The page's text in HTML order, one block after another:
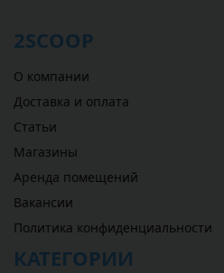
2SCOOP
О компании
Доставка и оплата
Статьи
Магазины
Аренда помещений
Вакансии
Политика конфиденциальности
КАТЕГОРИИ